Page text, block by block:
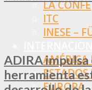
LA CONFE
ITC
INESE –
EUROPA
ADIRA
herramienta